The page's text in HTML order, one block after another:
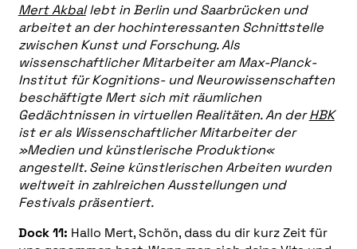
Mert Akballebt in Berlin und Saarbrücken und
arbeitet an der hochinteressanten Schnittstelle
zwischen Kunst und Forschung. Als
wissenschaftlicher Mitarbeiter am Max-Planck-
Institut für Kognitions- und Neurowissenschaften
beschäftigte Mert sich mit räumlichen
Gedächtnissen in virtuellen Realitäten. An derHBK
ist er als Wissenschaftlicher Mitarbeiter der
»Medien und künstlerische Produktion«
angestellt. Seine künstlerischen Arbeiten wurden
weltweit in zahlreichen Ausstellungen und
Festivals präsentiert.
Dock 11: Hallo Mert, Schön, dass du dir kurz Zeit für